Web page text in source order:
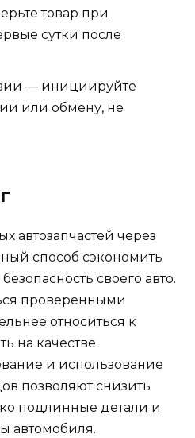
товар при
сутки после
— инициируйте
или обмену, не
автозапчастей через
способ сэкономить
своего авто.
проверенными
относиться к
на качестве.
и использование
позволяют снизить
подлинные детали и
автомобиля.